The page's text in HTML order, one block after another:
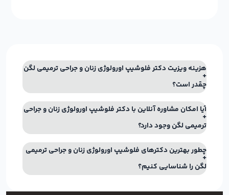
هزینه ویزیت دکتر فلوشیپ اورولوژی زنان و جراحی ترمیمی لگن
چقدر است؟
آیا امکان مشاوره آنلاین با دکتر فلوشیپ اورولوژی زنان و جراحی
ترمیمی لگن وجود دارد؟
چطور بهترین دکترهای فلوشیپ اورولوژی زنان و جراحی ترمیمی
لگن را شناسایی کنیم؟